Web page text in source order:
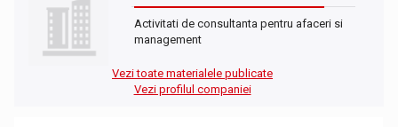
Activitati de consultanta pentru afaceri si
management
Vezi toate materialele publicate
Vezi profilul companiei